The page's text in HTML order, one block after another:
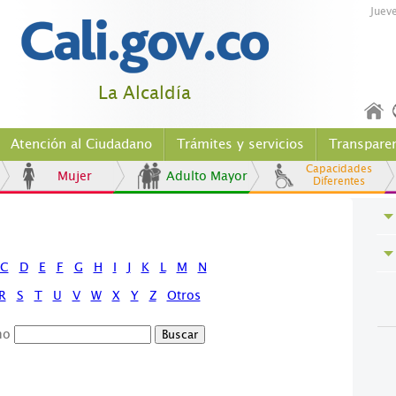
La Alcaldía
Atención al Ciudadano Trámites y servicios
Mujer Adulto Mayor
Capacidades
Diferentes
C D E F G H I J K L M
N
S T U V W X Y Z Otros